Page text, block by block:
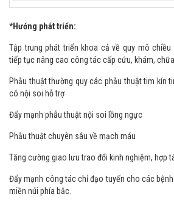
*Hướng phát triển:
Tập trung phát triển khoa cả về quy mô
tiếp tục nâng cao công tác cấp cứu, khám,
Phẫu thuật thường quy các phẫu thuật tim kín
có nội soi hỗ trợ
Đẩy mạnh phẫu thuật nội soi lồng ngực
Phẫu thuật chuyên sâu về mạch máu
Tăng cường giao lưu trao đổi kinh nghiệm, hợp
Đẩy mạnh công tác chỉ đạo tuyến cho các
miền núi phía bắc.